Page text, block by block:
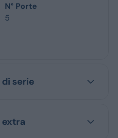
N° Porte
5
serie
extra